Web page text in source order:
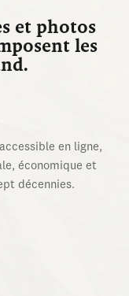
et photos
les
en ligne,
économique et
décennies.